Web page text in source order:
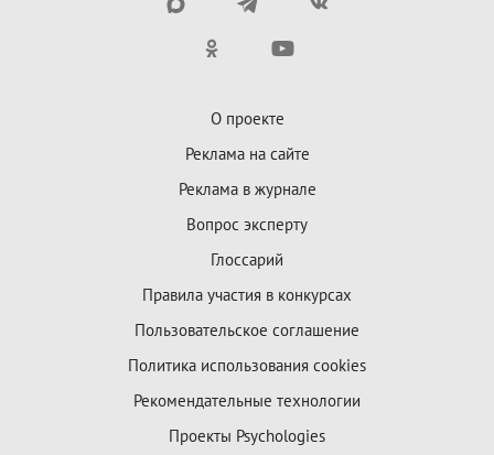
О проекте
Реклама на сайте
Реклама в журнале
Вопрос эксперту
Глоссарий
Правила участия в конкурсах
Пользовательское соглашение
Политика использования cookies
Рекомендательные технологии
Проекты Psychologies